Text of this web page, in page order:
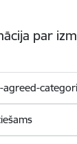
par
agreed-